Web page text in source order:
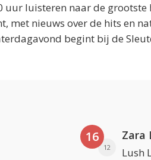
luisteren naar de
met nieuws over de hits en
begint bij de
16
12
Zara
Lush